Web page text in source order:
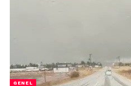
GENEL